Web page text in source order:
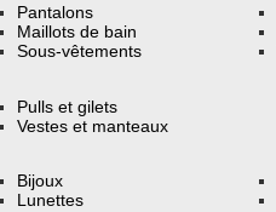
Pantalons
Maillots de bain
Sous-vêtements
Pulls et gilets
Vestes et manteaux
Bijoux
Lunettes